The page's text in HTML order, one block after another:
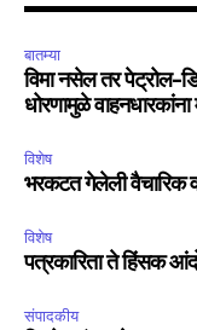
बातम्या
विमा नसेल तर पेट्रोल-
धोरणामुळे वाहनधारकांना
विशेष
भरकटत गेलेली वैचारिक
विशेष
पत्रकारिता ते हिंसक
संपादकीय